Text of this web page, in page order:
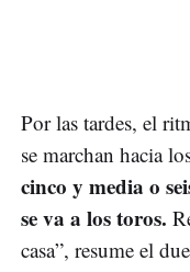
Por las tardes, el
se marchan hacia
cinco y media o
se va a los toros.
casa”, resume el